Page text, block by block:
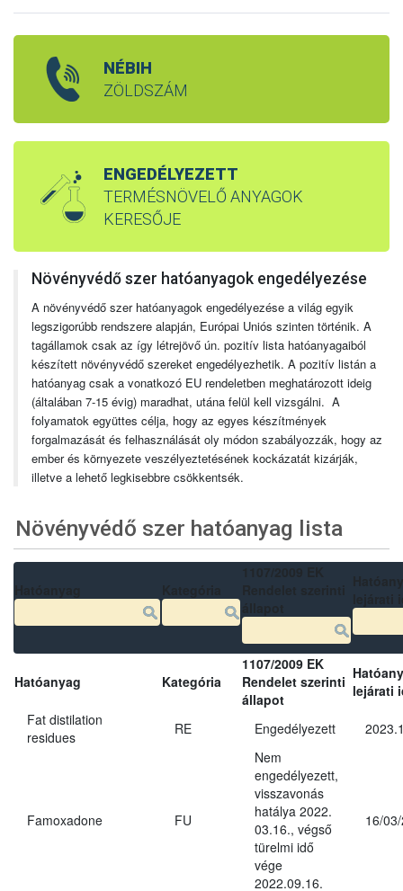
NÉBIH
ZÖLDSZÁM
ENGEDÉLYEZETT
TERMÉSNÖVELŐ ANYAGOK
KERESŐJE
Növényvédő szer hatóanyagok engedélyezése
A növényvédő szer hatóanyagok engedélyezése a világ egyik
legszigorúbb rendszere alapján, Európai Uniós szinten történik. A
tagállamok csak az így létrejövő ún. pozitív lista hatóanyagaiból
készített növényvédő szereket engedélyezhetik. A pozitív listán a
hatóanyag csak a vonatkozó EU rendeletben meghatározott ideig
(általában 7-15 évig) maradhat, utána felül kell vizsgálni. A
folyamatok együttes célja, hogy az egyes készítmények
forgalmazását és felhasználását oly módon szabályozzák, hogy az
ember és környezete veszélyeztetésének kockázatát kizárják,
illetve a lehető legkisebbre csökkentsék.
Növényvédő szer hatóanyag lista
Hatóanyag Kategória
1107/2009 EK
Rendelet szerinti
állapot
lejárati
Fat distilation
residues
RE Engedélyezett
Famoxadone FU
Nem
engedélyezett,
visszavonás
hatálya 2022.
03.16., végső
türelmi idő
vége
2022.09.16.
16/